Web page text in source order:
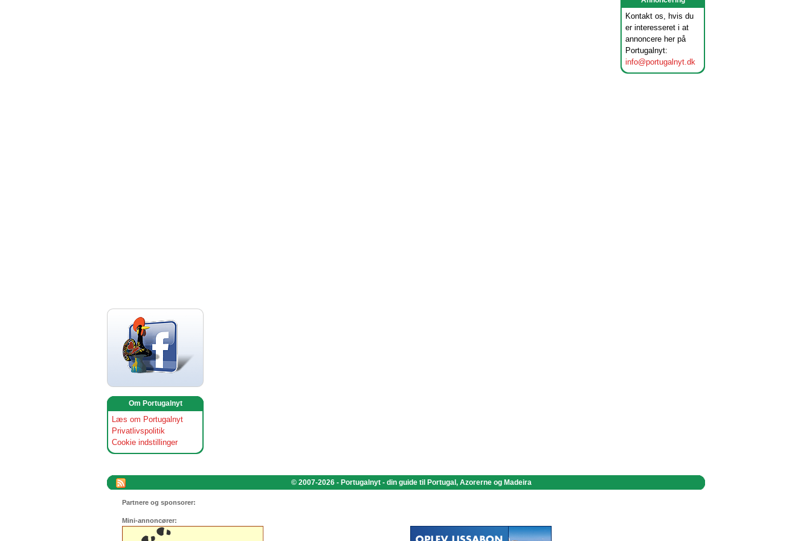
Kontakt os, hvis du
er interesseret i at
annoncere her på
Portugalnyt:
info@portugalnyt.dk
Om Portugalnyt
Læs om Portugalnyt
Privatlivspolitik
Cookie indstillinger
© 2007-2026 - Portugalnyt - din guide til Portugal, Azorerne og Madeira
Partnere og sponsorer:
Mini-annoncører: